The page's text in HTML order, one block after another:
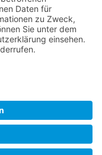
B-17 Flying
Informationen